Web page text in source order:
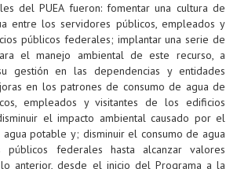
del PUEA fueron: fomentar una cultura de
entre los servidores públicos, empleados y
públicos federales; implantar una serie de
el manejo ambiental de este recurso, a
gestión en las dependencias y entidades
en los patrones de consumo de agua de
empleados y visitantes de los edificios
el impacto ambiental causado por el
potable y; disminuir el consumo de agua
federales hasta alcanzar valores
anterior, desde el inicio del Programa a la